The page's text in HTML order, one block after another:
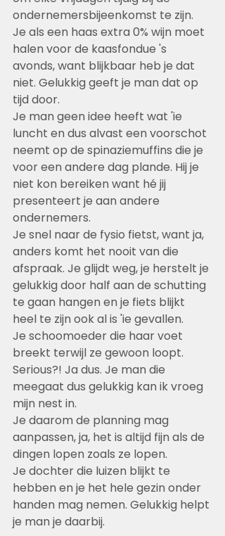
ondernemersbijeenkomst te zijn.
Je als een haas extra 0% wijn moet
halen voor de kaasfondue 's
avonds, want blijkbaar heb je dat
niet. Gelukkig geeft je man dat op
tijd door.
Je man geen idee heeft wat 'ie
luncht en dus alvast een voorschot
neemt op de spinaziemuffins die je
voor een andere dag plande. Hij je
niet kon bereiken want hé jij
presenteert je aan andere
ondernemers.
Je snel naar de fysio fietst, want ja,
anders komt het nooit van die
afspraak. Je glijdt weg, je herstelt je
gelukkig door half aan de schutting
te gaan hangen en je fiets blijkt
heel te zijn ook al is 'ie gevallen.
Je schoomoeder die haar voet
breekt terwijl ze gewoon loopt.
Serious?! Ja dus. Je man die
meegaat dus gelukkig kan ik vroeg
mijn nest in.
Je daarom de planning mag
aanpassen, ja, het is altijd fijn als de
dingen lopen zoals ze lopen.
Je dochter die luizen blijkt te
hebben en je het hele gezin onder
handen mag nemen. Gelukkig helpt
je man je daarbij.